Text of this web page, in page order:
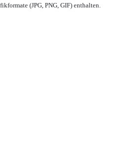
(JPG, PNG, GIF) enthalten.